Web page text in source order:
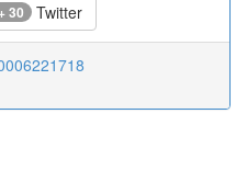
30 Twitter